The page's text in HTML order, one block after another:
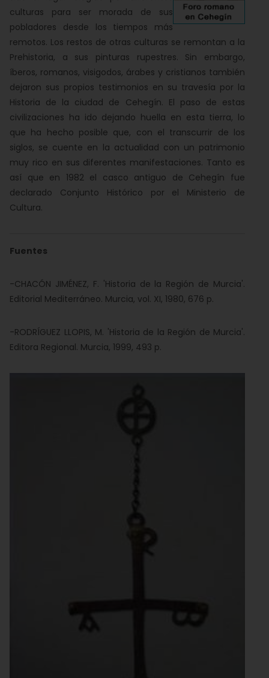
culturas para ser morada de sus
pobladores desde los tiempos más
remotos. Los restos de otras culturas se remontan a la
Prehistoria, a sus pinturas rupestres. Sin embargo,
íberos, romanos, visigodos, árabes y cristianos también
dejaron sus propios testimonios en su travesía por la
Historia de la ciudad de Cehegín. El paso de estas
civilizaciones ha ido dejando huella en esta tierra, lo
que ha hecho posible que, con el transcurrir de los
siglos, se cuente en la actualidad con un patrimonio
muy rico en sus diferentes manifestaciones. Tanto es
así que en 1982 el casco antiguo de Cehegín fue
declarado Conjunto Histórico por el Ministerio de
Cultura.
Fuentes
-CHACÓN JIMÉNEZ, F. 'Historia de la Región de Murcia'.
Editorial Mediterráneo. Murcia, vol. XI, 1980, 676 p.
-RODRÍGUEZ LLOPIS, M. 'Historia de la Región de Murcia'.
Editora Regional. Murcia, 1999, 493 p.